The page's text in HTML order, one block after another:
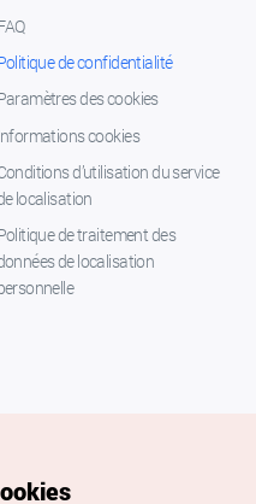
de confidentialité
des cookies
cookies
d’utilisation du service
localisation
de traitement des
de localisation